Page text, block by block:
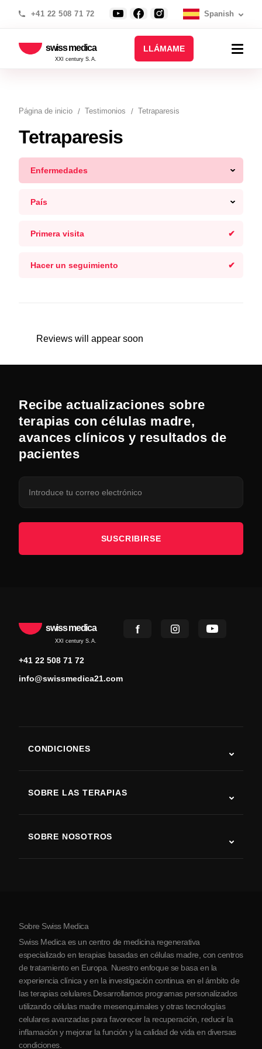
+41 22 508 71 72 Spanish
swiss medica
XXI century S.A.
LLÁMAME
Página de inicio Testimonios Tetraparesis
Tetraparesis
Enfermedades
País
Primera visita
Hacer un seguimiento
Reviews will appear soon
Recibe actualizaciones sobre
terapias con células madre,
avances clínicos y resultados de
pacientes
SUSCRIBIRSE
swiss medica
XXI century S.A.
+41 22 508 71 72
info@swissmedica21.com
CONDICIONES
Enfermedad de Parkinson
Artritis
SOBRE LAS TERAPIAS
SOBRE NOSOTROS
Sobre Serbia
Colaboraciones
Sobre Swiss Medica
Swiss Medica es un centro de medicina regenerativa
especializado en terapias basadas en células madre, con centros
de tratamiento en Europa. Nuestro enfoque se basa en la
experiencia clínica y en la investigación continua en el ámbito de
las terapias celulares.Desarrollamos programas personalizados
utilizando células madre mesenquimales y otras tecnologías
celulares avanzadas para favorecer la recuperación, reducir la
inflamación y mejorar la función y la calidad de vida en diversas
condiciones.